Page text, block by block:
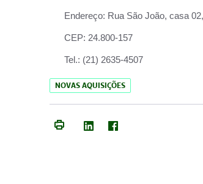
Endereço: Rua São João, casa
CEP: 24.800-157
Tel.: (21) 2635-4507
NOVAS AQUISIÇÕES